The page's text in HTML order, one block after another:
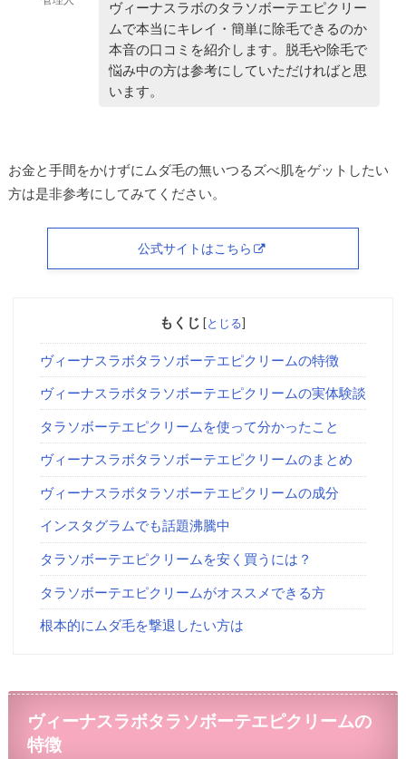
ヴィーナスラボのタラソボーテエピクリー
ムで本当にキレイ・簡単に除毛できるのか
本音の口コミを紹介します。脱毛や除毛で
悩み中の方は参考にしていただければと思
います。
お金と手間をかけずにムダ毛の無いつるズべ肌をゲットしたい
方は是非参考にしてみてください。
公式サイトはこちら
もくじ [とじる]
ヴィーナスラボタラソボーテエピクリームの特徴
ヴィーナスラボタラソボーテエピクリームの実体験談
タラソボーテエピクリームを使って分かったこと
ヴィーナスラボタラソボーテエピクリームのまとめ
ヴィーナスラボタラソボーテエピクリームの成分
インスタグラムでも話題沸騰中
タラソボーテエピクリームを安く買うには？
タラソボーテエピクリームがオススメできる方
根本的にムダ毛を撃退したい方は
ヴィーナスラボタラソボーテエピクリームの
特徴